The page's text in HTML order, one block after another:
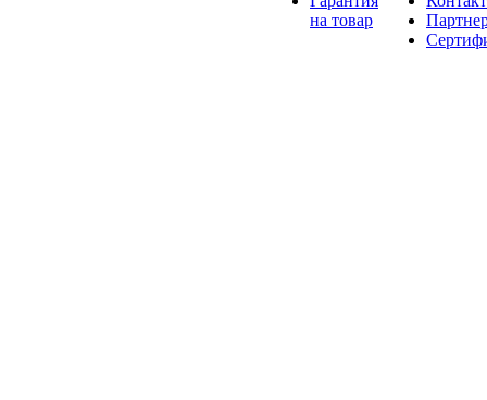
на товар